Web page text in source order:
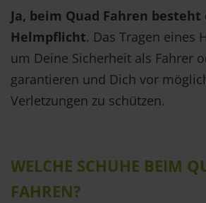
Ja, beim Quad Fahren besteht
Helmpflicht. Das Tragen eines
um Deine Sicherheit als Fahrer
garantieren und Dich vor
Verletzungen zu schützen.
WELCHE SCHUHE BEIM
FAHREN?